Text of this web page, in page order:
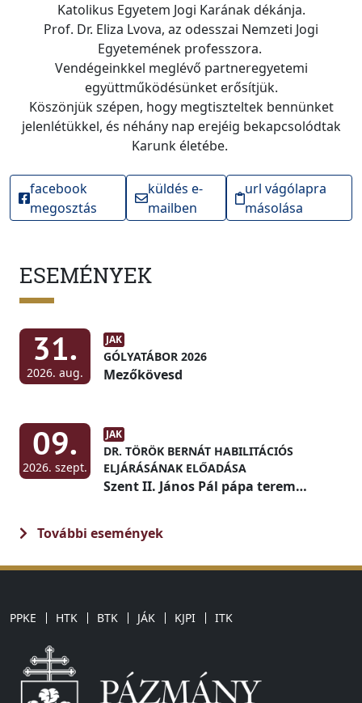
Katolikus Egyetem Jogi Karának dékánja.
Prof. Dr. Eliza Lvova, az odesszai Nemzeti Jogi
Egyetemének professzora.
Vendégeinkkel meglévő partneregyetemi
együttműködésünket erősítjük.
Köszönjük szépen, hogy megtiszteltek bennünket
jelenlétükkel, és néhány nap erejéig bekapcsolódtak
Karunk életébe.
facebook
megosztás
küldés e-
mailben
url vágólapra
másolása
ESEMÉNYEK
31.
2026. aug.
JAK
GÓLYATÁBOR 2026
Mezőkövesd
09.
2026. szept.
JAK
DR. TÖRÖK BERNÁT HABILITÁCIÓS
ELJÁRÁSÁNAK ELŐADÁSA
Szent II. János Pál pápa terem
További események
PPKE HTK BTK JÁK KJPI ITK